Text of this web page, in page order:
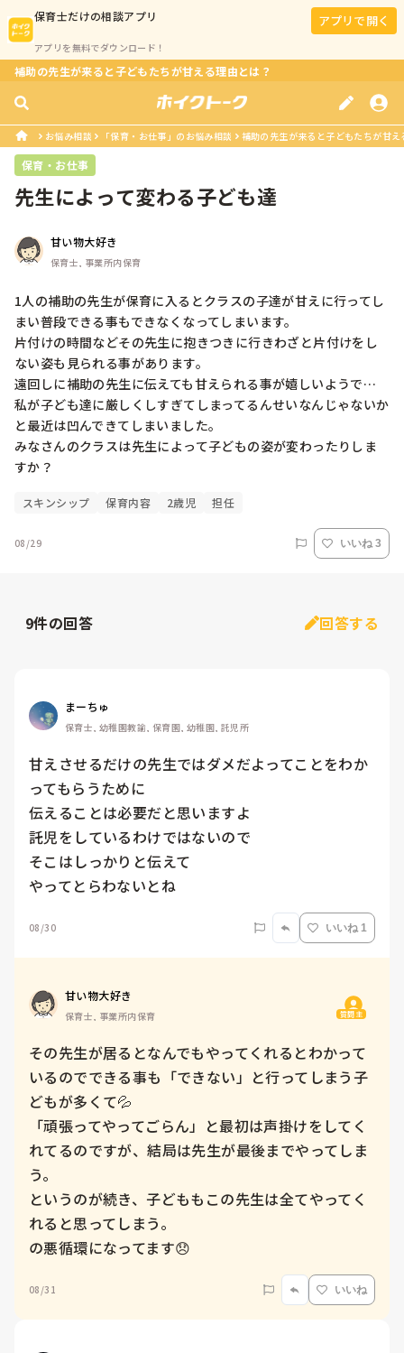
保育士だけの相談アプリ
アプリを無料でダウンロード！
アプリで開く
補助の先生が来ると子どもたちが甘える理由とは？
お悩み相談 「保育・お仕事」のお悩み相談 補助の先生が来ると子どもたちが甘
保育・お仕事
先生によって変わる子ども達
甘い物大好き
保育士, 事業所内保育
1人の補助の先生が保育に入るとクラスの子達が甘えに行ってし
まい普段できる事もできなくなってしまいます。
片付けの時間などその先生に抱きつきに行きわざと片付けをし
ない姿も見られる事があります。
遠回しに補助の先生に伝えても甘えられる事が嬉しいようで…
私が子ども達に厳しくしすぎてしまってるんせいなんじゃないか
と最近は凹んできてしまいました。
みなさんのクラスは先生によって子どもの姿が変わったりしま
すか？
スキンシップ 保育内容 2歳児 担任
08/29 いいね 3
9件の回答 回答する
まーちゅ
保育士, 幼稚園教諭, 保育園, 幼稚園, 託児所
甘えさせるだけの先生ではダメだよってことをわか
ってもらうために
伝えることは必要だと思いますよ
託児をしているわけではないので
そこはしっかりと伝えて
やってとらわないとね
08/30 いいね 1
甘い物大好き
保育士, 事業所内保育 質問主
その先生が居るとなんでもやってくれるとわかって
いるのでできる事も「できない」と行ってしまう子
どもが多くて💦
「頑張ってやってごらん」と最初は声掛けをしてく
れてるのですが、結局は先生が最後までやってしま
う。
というのが続き、子どももこの先生は全てやってく
れると思ってしまう。
の悪循環になってます😞
08/31 いいね